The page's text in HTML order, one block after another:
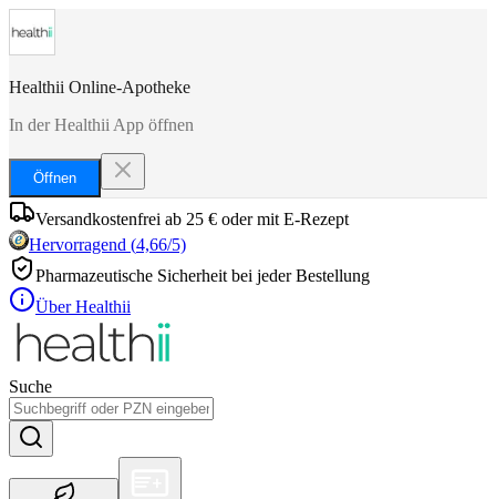
Healthii Online-Apotheke
In der Healthii App öffnen
Öffnen
Versandkostenfrei ab 25 € oder mit E-Rezept
Hervorragend (4,66/5)
Pharmazeutische Sicherheit bei jeder Bestellung
Über Healthii
Suche